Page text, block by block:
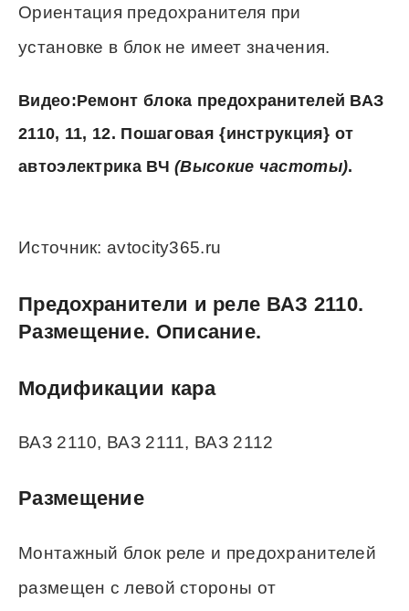
Ориентация предохранителя при
установке в блок не имеет значения.
Видео:Ремонт блока предохранителей ВАЗ
2110, 11, 12. Пошаговая {инструкция} от
автоэлектрика ВЧ(Высокие частоты).
Источник: avtocity365.ru
Предохранители и реле ВАЗ 2110.
Размещение. Описание.
Модификации кара
ВАЗ 2110, ВАЗ 2111, ВАЗ 2112
Размещение
Монтажный блок реле и предохранителей
размещен с левой стороны от